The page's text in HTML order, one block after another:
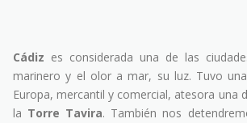
Cádiz es considerada una de las
marinero y el olor a mar, su luz. Tuvo
Europa, mercantil y comercial, atesora una
la Torre Tavira. También nos